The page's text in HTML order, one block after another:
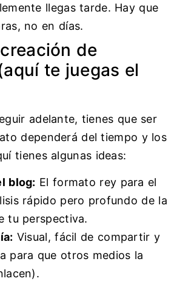
llegas tarde. Hay que
no en días.
de
te juegas el
adelante, tienes que ser
dependerá del tiempo y los
tienes algunas ideas:
blog: El formato rey para el
rápido pero profundo de la
tu perspectiva.
Visual, fácil de compartir y
para que otros medios la